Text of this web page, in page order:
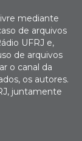
mediante
de arquivos
UFRJ e,
de arquivos
o canal da
os autores.
juntamente